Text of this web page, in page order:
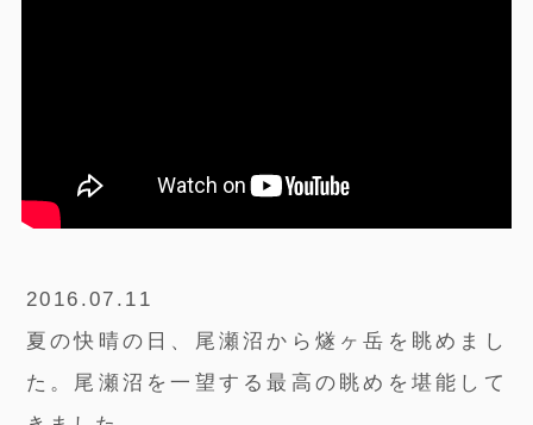
2016.07.11
夏の快晴の日、尾瀬沼から燧ヶ岳を眺めまし
た。尾瀬沼を一望する最高の眺めを堪能して